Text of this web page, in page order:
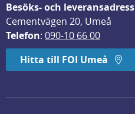
Besöks- och leveransadress
Cementvägen 20, Umeå
Telefon: 090-10 66 00
Hitta till FOI Umeå